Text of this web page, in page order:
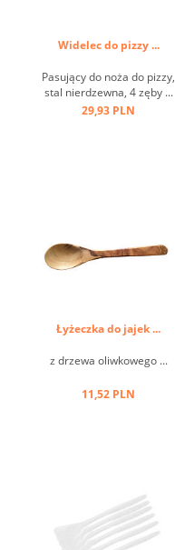
Widelec do pizzy ...
Pasujący do noża do pizzy,
stal nierdzewna, 4 zęby ...
29,93 PLN
Łyżeczka do jajek ...
z drzewa oliwkowego ...
11,52 PLN